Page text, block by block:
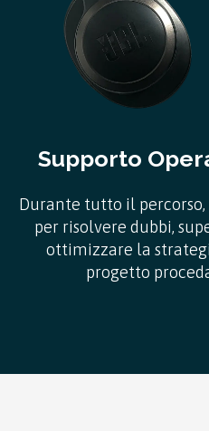
Supporto
Durante tutto il
per risolvere dubbi,
ottimizzare la
progetto